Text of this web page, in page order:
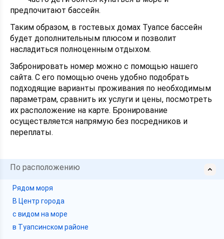
предпочитают бассейн.
Таким образом, в гостевых домах Туапсе бассейн
будет дополнительным плюсом и позволит
насладиться полноценным отдыхом.
Забронировать номер можно с помощью нашего
сайта. С его помощью очень удобно подобрать
подходящие варианты проживания по необходимым
параметрам, сравнить их услуги и цены, посмотреть
их расположение на карте. Бронирование
осуществляется напрямую без посредников и
переплаты.
По расположению
Рядом моря
В Центр города
с видом на море
в Туапсинском районе